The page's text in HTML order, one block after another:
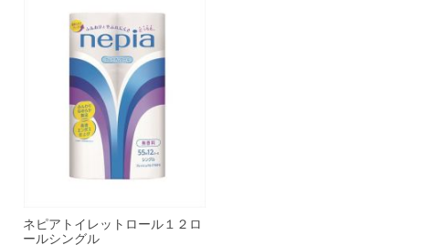
ネピアトイレットロール１２ロ
ールシングル